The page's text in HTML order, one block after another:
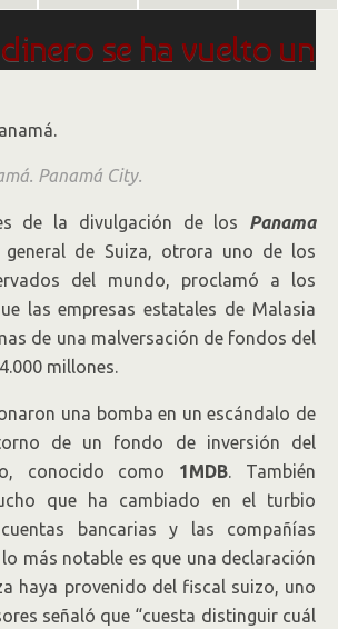
se ha vuelto un
incómodo
Panamá City.
de la divulgación de los Panama
de Suiza, otrora uno de los
del mundo, proclamó a los
las empresas estatales de Malasia
de una malversación de fondos del
millones.
una bomba en un escándalo de
de un fondo de inversión del
conocido como 1MDB. También
que ha cambiado en el turbio
bancarias y las compañías
más notable es que una declaración
haya provenido del fiscal suizo, uno
señaló que “cuesta distinguir cuál